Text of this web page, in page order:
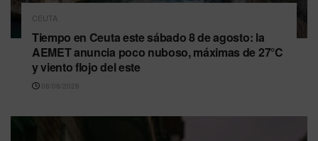
CEUTA
Tiempo en Ceuta este sábado 8 de agosto: la
AEMET anuncia poco nuboso, máximas de 27°C
y viento flojo del este
08/08/2026